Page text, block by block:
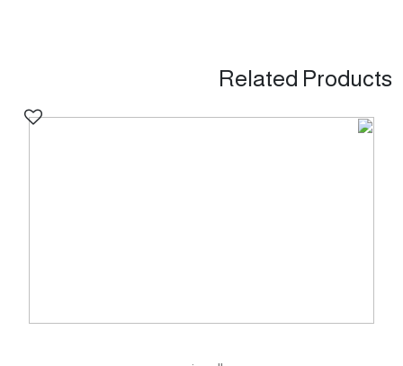
Related Products